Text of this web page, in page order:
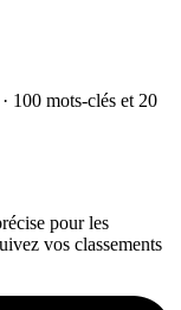
100 mots-clés et 20
pour les
vos classements